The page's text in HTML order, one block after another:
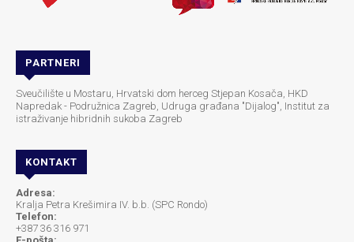
PARTNERI
Sveučilište u Mostaru, Hrvatski dom herceg Stjepan Kosača, HKD
Napredak - Podružnica Zagreb, Udruga građana "Dijalog", Institut za
istraživanje hibridnih sukoba Zagreb
KONTAKT
Adresa:
Kralja Petra Krešimira IV. b.b. (SPC Rondo)
Telefon:
+387 36 316 971